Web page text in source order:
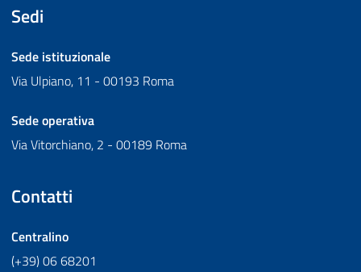
Sedi
Sede istituzionale
Via Ulpiano, 11 - 00193 Roma
Sede operativa
Via Vitorchiano, 2 - 00189 Roma
Contatti
Centralino
(+39) 06 68201